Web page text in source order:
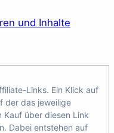
und Inhalte
Links. Ein Klick auf
der das jeweilige
Kauf über diesen Link
Dabei entstehen auf